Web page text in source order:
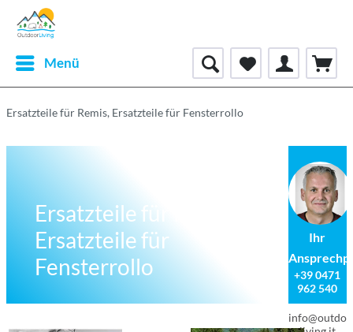
Menü
Ersatzteile für Remis, Ersatzteile für Fensterrollo
Ersatzteile für Remis,
Ersatzteile für
Fensterrollo
Ihr
+39 0471
962 540